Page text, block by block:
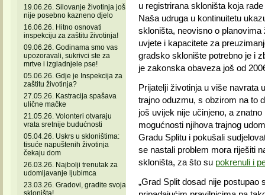
19.06.26. Silovanje životinja još
nije posebno kazneno djelo
16.06.26. Hitno osnovati
inspekciju za zaštitu životinja!
09.06.26. Godinama smo vas
upozoravali, sukrivci ste za
mrtve i izgladnjele pse!
05.06.26. Gdje je Inspekcija za
zaštitu životinja?
27.05.26. Kastracija spašava
ulične mačke
21.05.26. Volonteri otvaraju
vrata sretnije budućnosti
05.04.26. Uskrs u skloništima:
tisuće napuštenih životinja
čekaju dom
26.03.26. Najbolji trenutak za
udomljavanje ljubimca
23.03.26. Gradovi, gradite svoja
skloništa!
u registrirana skloništa koja
Naša udruga u kontinuitetu
skloništa, neovisno o
uvjete i kapacitete za
gradsko sklonište potrebno je i
je zakonska obaveza još od
Prijatelji životinja u više navrata
trajno oduzmu, s obzirom na to
još uvijek nije učinjeno, a
mogućnosti njihova trajnog
Gradu Splitu i pokušali
se nastali problem mora riješiti
skloništa, za što su pokrenuli i
„Grad Split dosad nije postupao